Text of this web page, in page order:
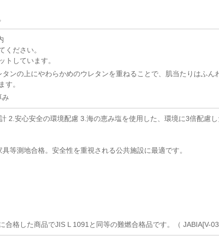
ださい。
トしています。
ンの上にやわらかめのウレタンを重ねることで、肌当たりはふん
す。
み
2.安心安全の環境配慮 3.海の恵み塩を使用した、環境に3倍配慮
等測地合格。安全性を重視される公共施設に最適です。
合格した商品でJIS L 1091と同等の難燃合格品です。（ JABIA[V-